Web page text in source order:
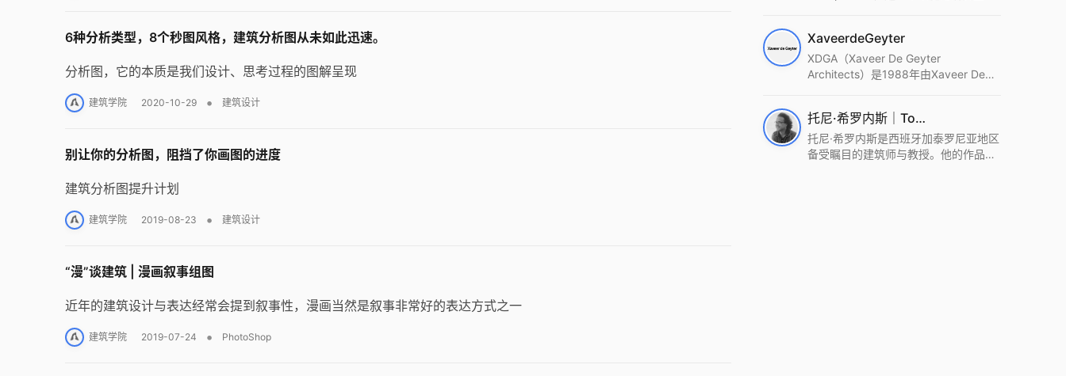
6种分析类型，8个秒图风格，建筑分析图从未如此迅速。
分析图，它的本质是我们设计、思考过程的图解呈现
建筑学院 2020-10-29 • 建筑设计
别让你的分析图，阻挡了你画图的进度
建筑分析图提升计划
建筑学院 2019-08-23 • 建筑设计
“漫”谈建筑 | 漫画叙事组图
近年的建筑设计与表达经常会提到叙事性，漫画当然是叙事非常好的表达方式之一
建筑学院 2019-07-24 • PhotoShop
统这种新的思维范式为基础，以上海性
和生活性为介入设计的原点，以建筑为
工具，从而推动建筑学和社会学进步。
2022 DFA中获Merit,2021 Architizer
A+ Firm Awards中获Special
Mention：Best Young Firm，2020 IF
XaveerdeGeyter
XDGA（Xaveer De Geyter
Architects）是1988年由Xaveer De
进的设计方法、多元的专业团队和国际
化的作品著称，曾获密斯·凡·德罗奖、
Bigmat奖等多项重要奖项。XDGA主张
托尼·希罗内斯｜Toni Gironès
托尼·希罗内斯是西班牙加泰罗尼亚地区
备受瞩目的建筑师与教授。他的作品深